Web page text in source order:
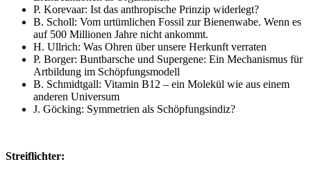
P. Korevaar: Ist das anthropische Prinzip widerlegt?
B. Scholl: Vom urtümlichen Fossil zur Bienenwabe. Wenn es
auf 500 Millionen Jahre nicht ankommt.
H. Ullrich: Was Ohren über unsere Herkunft verraten
P. Borger: Buntbarsche und Supergene: Ein Mechanismus für
Artbildung im Schöpfungsmodell
B. Schmidtgall: Vitamin B12 – ein Molekül wie aus einem
anderen Universum
J. Göcking: Symmetrien als Schöpfungsindiz?
Streiflichter: